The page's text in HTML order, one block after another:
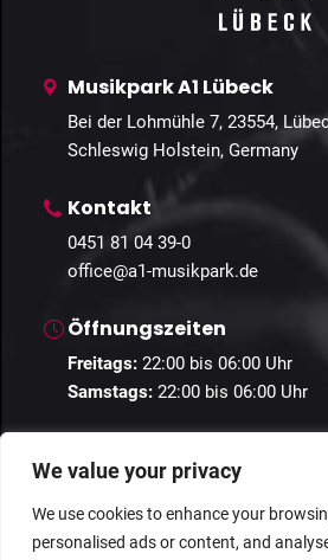
We value your privacy
We use cookies to enhance your
personalised ads or content, and
Musikpark A1 Lübeck
Bei der Lohmühle 7, 23554,
Schleswig Holstein, Germany
Kontakt
0451 81 04 39-0
office@a1-musikpark.de
Öffnungszeiten
Freitags: 22:00 bis 06:00 Uhr
Samstags: 22:00 bis 06:00 Uhr